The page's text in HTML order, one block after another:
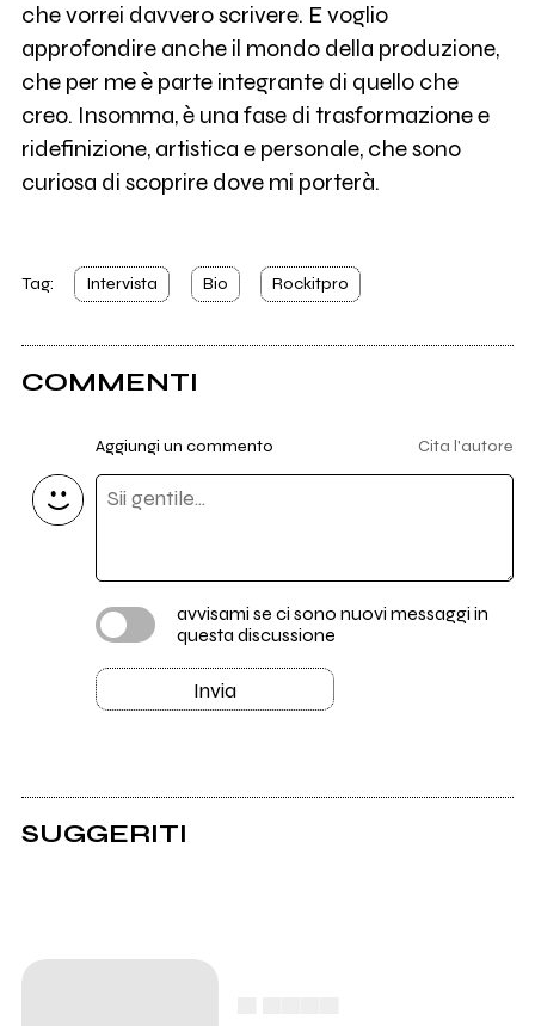
che vorrei davvero scrivere. E voglio
approfondire anche il mondo della produzione,
che per me è parte integrante di quello che
creo. Insomma, è una fase di trasformazione e
ridefinizione, artistica e personale, che sono
curiosa di scoprire dove mi porterà.
Tag: Intervista Bio Rockitpro
COMMENTI
Aggiungi un commento Cita l'autore
avvisami se ci sono nuovi messaggi in
questa discussione
Invia
SUGGERITI